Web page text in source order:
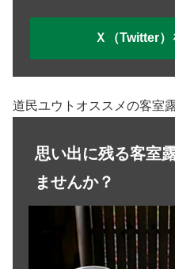
Ｘ（Twitter
道民ユウトオススメの客室
思い出に残る客室
ませんか？